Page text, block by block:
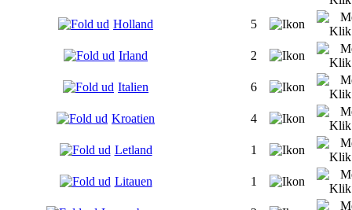
Holland 5
Irland 2
Italien 6
Kroatien 4
Letland 1
Litauen 1